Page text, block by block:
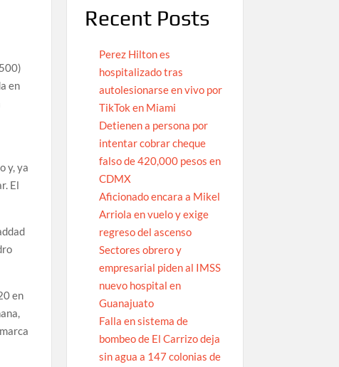
en
y, ya
El
en
Recent Posts
Perez Hilton es
hospitalizado tras
autolesionarse en vivo por
TikTok en Miami
Detienen a persona por
intentar cobrar cheque
falso de 420,000 pesos en
CDMX
Aficionado encara a Mikel
Arriola en vuelo y exige
regreso del ascenso
Sectores obrero y
empresarial piden al IMSS
nuevo hospital en
Guanajuato
Falla en sistema de
bombeo de El Carrizo deja
sin agua a 147 colonias de